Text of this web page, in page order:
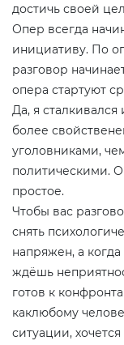
достичь своей
Опер всегда
инициативу. По
разговор
опера стартуют
Да, я
более
уголовниками,
политическими.
простое.
Чтобы вас
снять
напряжен, а
ждёшь
готов к
каклюбому
ситуации,